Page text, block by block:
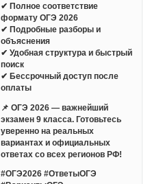
✔ Полное соответствие
формату ОГЭ 2026
✔ Подробные разборы и
объяснения
✔ Удобная структура и быстрый
поиск
✔ Бессрочный доступ после
оплаты
📌 ОГЭ 2026 — важнейший
экзамен 9 класса. Готовьтесь
уверенно на реальных
вариантах и официальных
ответах со всех регионов РФ!
#ОГЭ2026 #ОтветыОГЭ